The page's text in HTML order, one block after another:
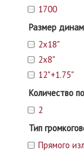
1700
Размер
2x18"
2x8"
12"+1.75"
Количество
2
Тип
Прямого